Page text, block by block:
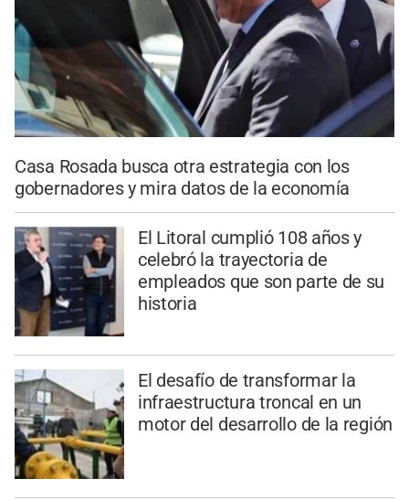
Casa Rosada busca otra estrategia con los
gobernadores y mira datos de la economía
El Litoral cumplió 108 años y
celebró la trayectoria de
empleados que son parte de su
historia
El desafío de transformar la
infraestructura troncal en un
motor del desarrollo de la región